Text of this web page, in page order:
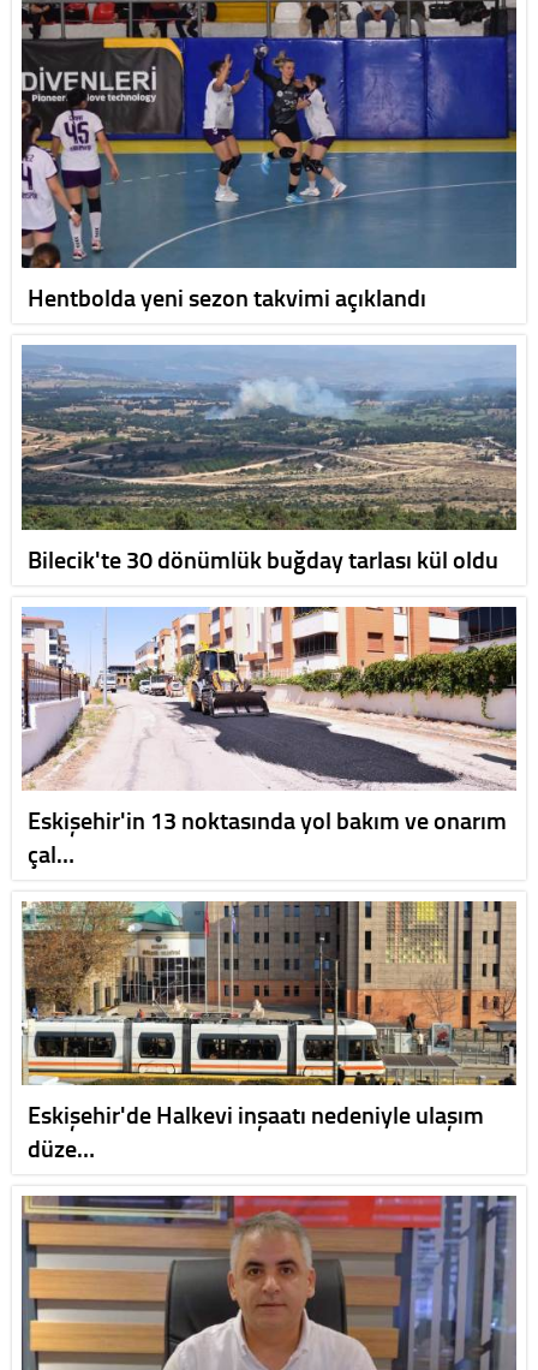
Hentbolda yeni sezon takvimi açıklandı
Bilecik'te 30 dönümlük buğday tarlası kül oldu
Eskişehir'in 13 noktasında yol bakım ve onarım
çal…
Eskişehir'de Halkevi inşaatı nedeniyle ulaşım
düze…